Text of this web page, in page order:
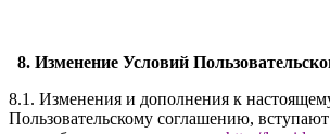
8. Изменение Условий
8.1. Изменения и дополнения к
Пользовательскому соглашению,